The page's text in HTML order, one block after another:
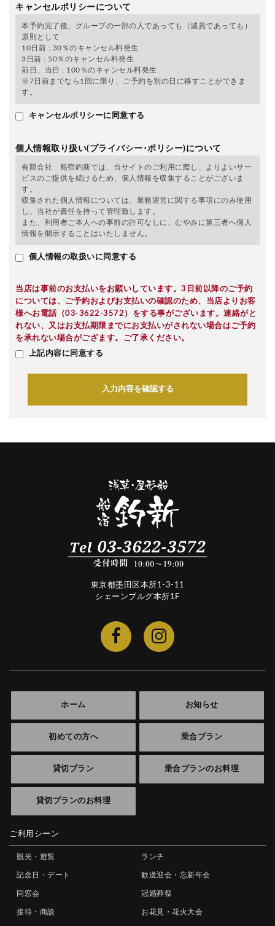
キャンセルポリシーについて
本予約完了後、グループの一部の人であっても（減員であっても）
原則として
10日前 : 30％のキャンセル料発生
3日前 : 50％のキャンセル料発生
前日、当日 : 100％のキャンセル料発生
※7日前までなら1回に限り、ご予約を別の日に移すことができま
す。
キャンセルポリシーに同意する
個人情報取り扱い(プライバシー･ポリシー)について
有限会社 船宿釣新では、当サイトのご利用に際し、よりよいサー
ビスのご提供を続けるため、個人情報を収集することがございま
す。
収集された個人情報については、業務運営に関する事項にのみ使用
し、当社が責任を持って管理致します。
また、利用者ご本人への事前の許可なしに、むやみに第三者へ個人
情報を開示することはいたしません。
個人情報の取扱いに同意する
当店は事前のお支払いをお願いしています。3日前以降のご予約
については、ご予約およびお支払いの確認のため、当店よりお客
様へお電話（03-3622-3572）をする事がございます。連絡がと
れない、又はお支払期限までにお支払いがされない場合はご予約
を承れない場合がござます。ご了承ください。
上記内容に同意する
入力内容を確認する
東京都墨田区本所1-3-11
シェーンブルグ本所1F
ホーム お知らせ
初めての方へ 乗合プラン
貸切プラン 乗合プランのお料理
貸切プランのお料理
ご利用シーン
観光・遊覧 ランチ
記念日・デート 歓送迎会・忘新年会
同窓会 冠婚葬祭
接待・商談 お花見・花火大会